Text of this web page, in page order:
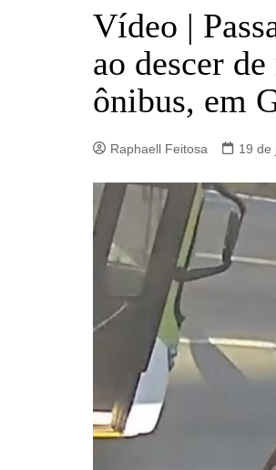
Vídeo |
ao descer
ônibus, em
Raphaell Feitosa 19 de